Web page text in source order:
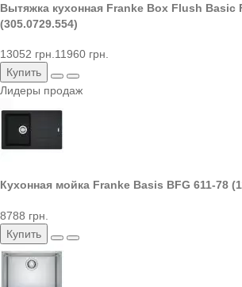
Вытяжка кухонная Franke Box Flush Basic
(305.0729.554)
13052 грн.11960 грн.
Купить
Лидеры продаж
Кухонная мойка Franke Basis BFG 611-78
8788 грн.
Купить